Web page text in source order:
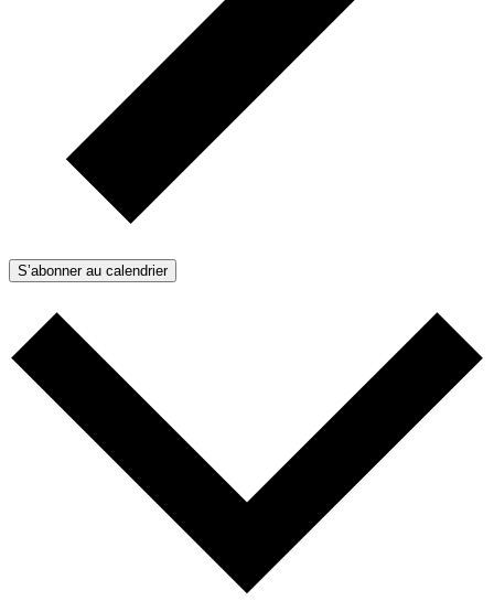
S’abonner au calendrier